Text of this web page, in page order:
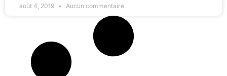
août 4, 2019 Aucun commentaire